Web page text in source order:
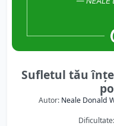
Sufletul tău
Autor: Neale Donald